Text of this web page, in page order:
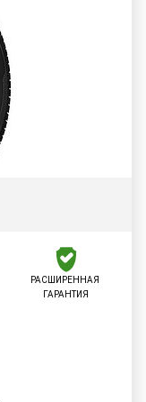
РАСШИРЕННАЯ
ГАРАНТИЯ